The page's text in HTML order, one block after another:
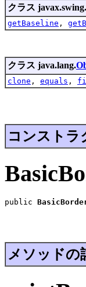
クラス
getBaseline ,
クラス java.lang.
clone , equals ,
コンストラ
public
メソッドの